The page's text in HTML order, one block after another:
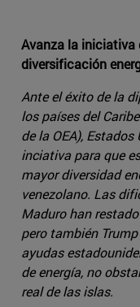
Avanza la iniciativa
diversificación
Ante el éxito de la
los países del
de la OEA),
inciativa para que
mayor diversidad
venezolano. Las
Maduro han
pero también
ayudas
de energía, no
real de las islas.